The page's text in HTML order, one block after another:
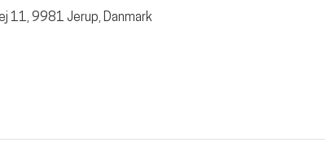
11, 9981 Jerup, Danmark